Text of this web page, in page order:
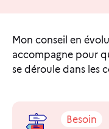
Mon conseil en
accompagne pour
se déroule dans les
Besoin